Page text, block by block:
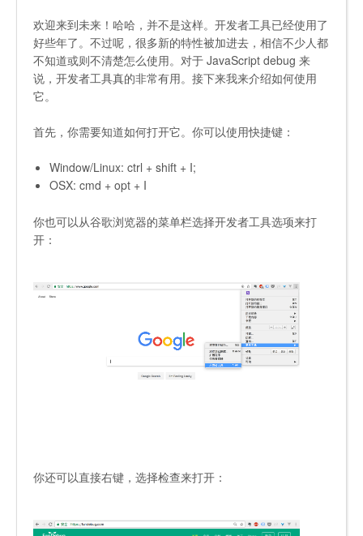
欢迎来到未来！哈哈，并不是这样。开发者工具已经使用了
好些年了。不过呢，很多新的特性被加进去，相信不少人都
不知道或则不清楚怎么使用。对于 JavaScript debug 来
说，开发者工具真的非常有用。接下来我来介绍如何使用
它。
首先，你需要知道如何打开它。你可以使用快捷键：
Window/Linux: ctrl + shift + I;
OSX: cmd + opt + I
你也可以从谷歌浏览器的菜单栏选择开发者工具选项来打
开：
你还可以直接右键，选择检查来打开：